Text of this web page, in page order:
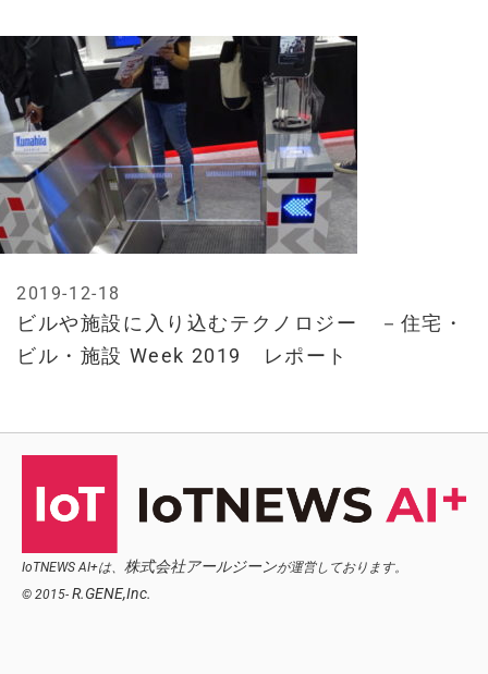
ビルや施設に入り込むテクノロジー －住宅・
ビル・施設 Week 2019 レポート
2019-12-18
IoTNEWS AI+は、 株式会社アールジーンが運営しております。
© 2015- R.GENE,Inc.